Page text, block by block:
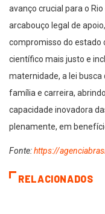
avanço crucial para o
arcabouço legal de
compromisso do estado
científico mais justo e
maternidade, a lei
família e carreira,
capacidade inovadora
plenamente, em
Fonte:https://
RELACIONADOS